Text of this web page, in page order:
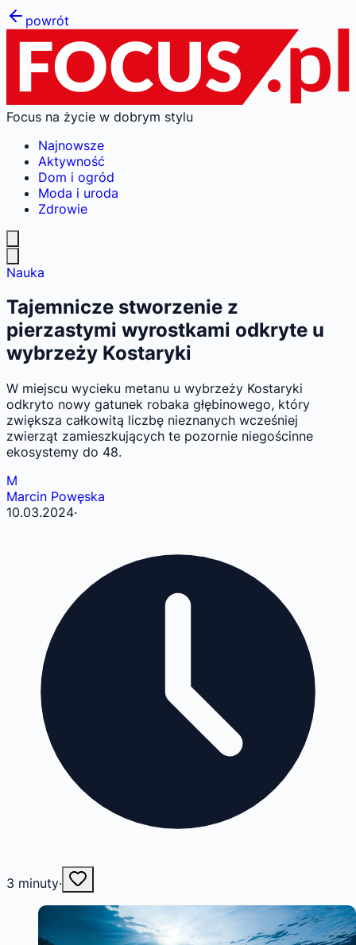
powrót
Focus na życie w dobrym stylu
Najnowsze
Aktywność
Dom i ogród
Moda i uroda
Zdrowie
Nauka
Tajemnicze stworzenie z
pierzastymi wyrostkami odkryte u
wybrzeży Kostaryki
W miejscu wycieku metanu u wybrzeży Kostaryki
odkryto nowy gatunek robaka głębinowego, który
zwiększa całkowitą liczbę nieznanych wcześniej
zwierząt zamieszkujących te pozornie niegościnne
ekosystemy do 48.
M
Marcin Powęska
10.03.2024·
3 minuty·